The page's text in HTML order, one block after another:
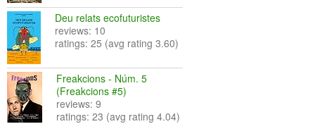
Deu relats ecofuturistes
reviews: 10
ratings: 25 (avg rating 3.60)
Freakcions - Núm. 5
(Freakcions #5)
reviews: 9
ratings: 23 (avg rating 4.04)